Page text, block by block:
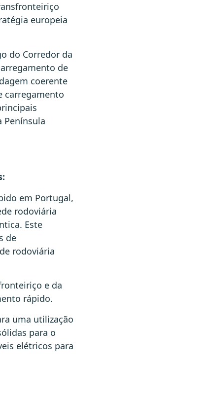
europeia
do Corredor da
de
coerente
carregamento
Península
em Portugal,
rodoviária
Este
de
rodoviária
e da
rápido.
uma utilização
para o
elétricos para